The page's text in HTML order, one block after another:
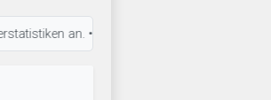
an. • 03:25 Uhr: Eiði Deiggj Víkingur ist